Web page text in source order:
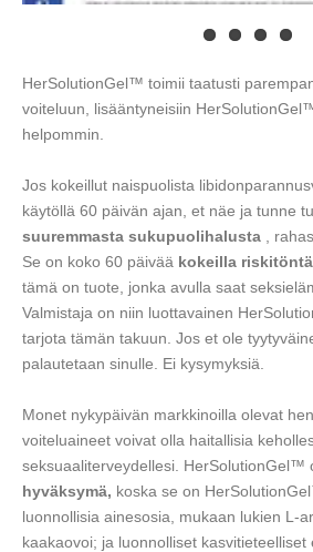
HerSolutionGel™ toimii taatusti
voiteluun, lisääntyneisiin
helpommin.
Jos kokeillut naispuolista
käytöllä 60 päivän ajan, et näe ja tunne
suuremmasta sukupuolihalusta ,
Se on koko 60 päivää kokeilla riskitöntä
tämä on tuote, jonka avulla saat
Valmistaja on niin luottavainen
tarjota tämän takuun. Jos et ole
palautetaan sinulle. Ei kysymyksiä.
Monet nykypäivän markkinoilla olevat
voiteluaineet voivat olla haitallisia
seksuaaliterveydellesi. HerSolutionGel™
hyväksymä, koska se on
luonnollisia ainesosia, mukaan lukien L-
kaakaovoi; ja luonnolliset kasvitieteelliset